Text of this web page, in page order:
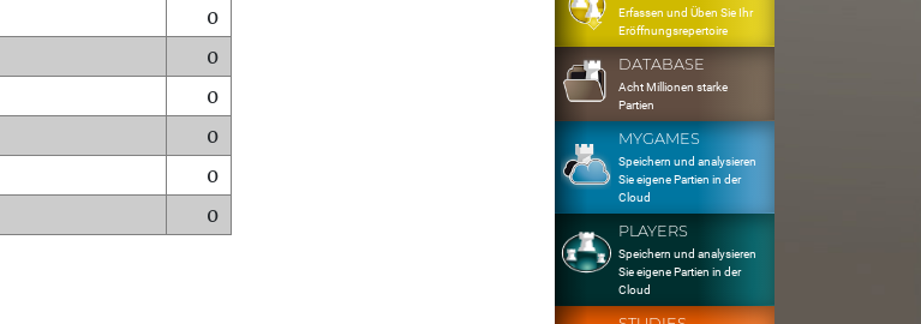
0
0
0
0
0
0
Erfassen und Üben Sie Ihr
Eröffnungsrepertoire
DATABASE
Acht Millionen starke
Partien
MYGAMES
Speichern und analysieren
Sie eigene Partien in der
Cloud
PLAYERS
Speichern und analysieren
Sie eigene Partien in der
Cloud